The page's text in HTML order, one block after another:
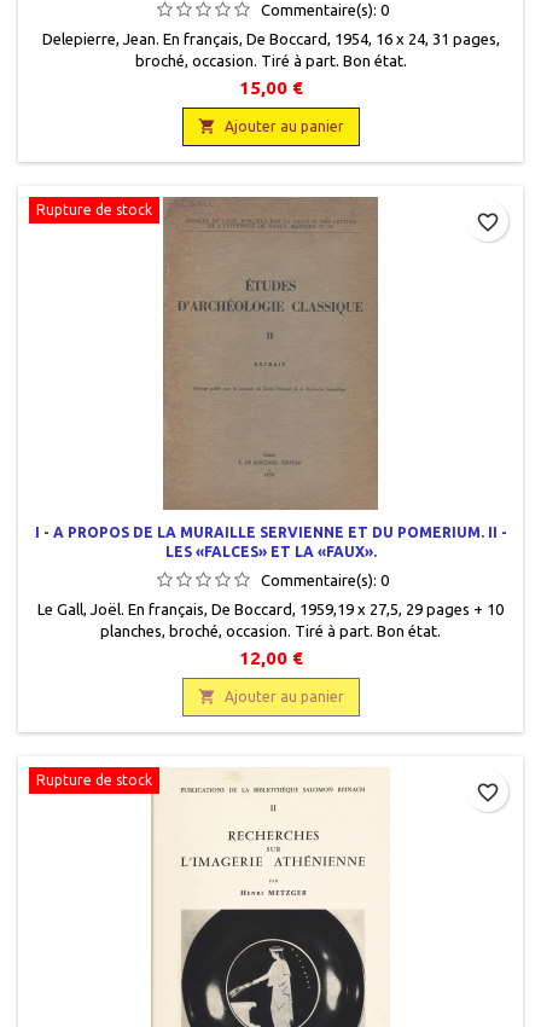
Commentaire(s): 0
Delepierre, Jean. En français, De Boccard, 1954, 16 x 24, 31 pages,
broché, occasion. Tiré à part. Bon état.
15,00 €
 Ajouter au panier
Rupture de stock
I - A PROPOS DE LA MURAILLE SERVIENNE ET DU POMERIUM. II -
LES «FALCES» ET LA «FAUX».
Commentaire(s): 0
Le Gall, Joël. En français, De Boccard, 1959,19 x 27,5, 29 pages + 10
planches, broché, occasion. Tiré à part. Bon état.
12,00 €
 Ajouter au panier
favorite_border
Rupture de stock
favorite_border